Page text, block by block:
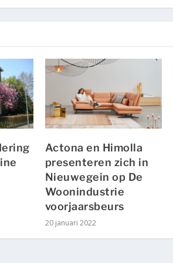
Actona en Himolla
presenteren zich in
Nieuwegein op De
Woonindustrie
voorjaarsbeurs
20 januari 2022